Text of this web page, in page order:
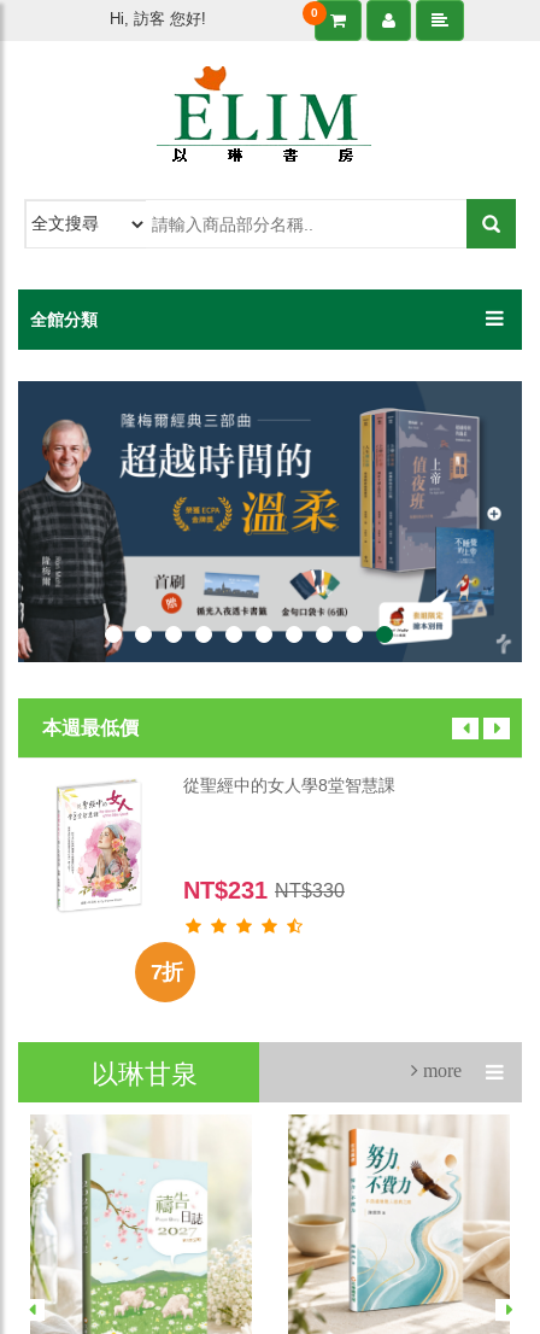
Hi, 訪客 您好! 0
全館分類
本週最低價
7 折
從聖經中的女人學8堂智慧課
NT$231 NT$330
以琳甘泉 more